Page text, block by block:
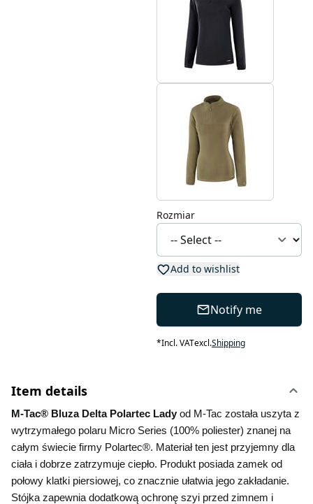
Rozmiar
Add to wishlist
Notify me
*Incl. VATexcl.Shipping
Item details
M-Tac® Bluza Delta Polartec Lady od M-Tac została uszyta z
wytrzymałego polaru Micro Series (100% poliester) znanej na
całym świecie firmy Polartec®. Materiał ten jest przyjemny dla
ciała i dobrze zatrzymuje ciepło. Produkt posiada zamek od
połowy klatki piersiowej, co znacznie ułatwia jego zakładanie.
Stójka zapewnia dodatkową ochronę szyi przed zimnem i